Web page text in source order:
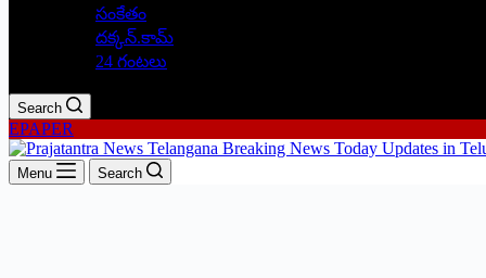
సంకేతం
దక్కన్.కామ్
24 గంటలు
Search
EPAPER
Menu Search